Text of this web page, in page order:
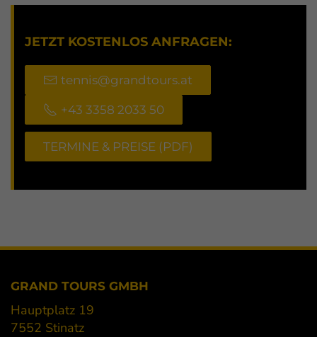
JETZT KOSTENLOS ANFRAGEN:
tennis@grandtours.at
+43 3358 2033 50
TERMINE & PREISE (PDF)
GRAND TOURS GMBH
Hauptplatz 19
7552 Stinatz